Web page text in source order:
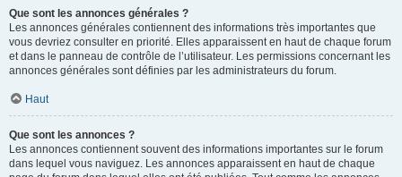
Que sont les annonces générales ?
Les annonces générales contiennent des informations très importantes que
vous devriez consulter en priorité. Elles apparaissent en haut de chaque forum
et dans le panneau de contrôle de l’utilisateur. Les permissions concernant les
annonces générales sont définies par les administrateurs du forum.
Haut
Que sont les annonces ?
Les annonces contiennent souvent des informations importantes sur le forum
dans lequel vous naviguez. Les annonces apparaissent en haut de chaque